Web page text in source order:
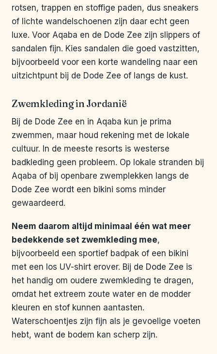
rotsen, trappen en stoffige paden, dus sneakers
of lichte wandelschoenen zijn daar echt geen
luxe. Voor Aqaba en de Dode Zee zijn slippers of
sandalen fijn. Kies sandalen die goed vastzitten,
bijvoorbeeld voor een korte wandeling naar een
uitzichtpunt bij de Dode Zee of langs de kust.
Zwemkleding in Jordanië
Bij de Dode Zee en in Aqaba kun je prima
zwemmen, maar houd rekening met de lokale
cultuur. In de meeste resorts is westerse
badkleding geen probleem. Op lokale stranden bij
Aqaba of bij openbare zwemplekken langs de
Dode Zee wordt een bikini soms minder
gewaardeerd.
Neem daarom altijd minimaal één wat meer
bedekkende set zwemkleding mee,
bijvoorbeeld een sportief badpak of een bikini
met een los UV-shirt erover. Bij de Dode Zee is
het handig om oudere zwemkleding te dragen,
omdat het extreem zoute water en de modder
kleuren en stof kunnen aantasten.
Waterschoentjes zijn fijn als je gevoelige voeten
hebt, want de bodem kan scherp zijn.